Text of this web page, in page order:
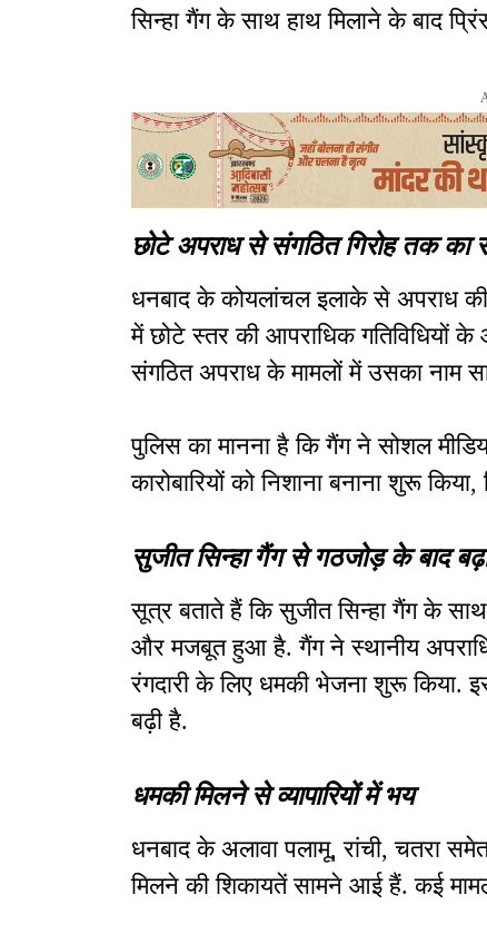
सिन्हा गैंग के साथ हाथ मिलाने के बाद
छोटे अपराध से संगठित गिरोह तक का
धनबाद के कोयलांचल इलाके से अपराध
में छोटे स्तर की आपराधिक गतिविधियों
संगठित अपराध के मामलों में उसका नाम
पुलिस का मानना है कि गैंग ने सोशल
कारोबारियों को निशाना बनाना शुरू
सुजीत सिन्हा गैंग से गठजोड़ के बाद
सूत्र बताते हैं कि सुजीत सिन्हा गैंग के
और मजबूत हुआ है. गैंग ने स्थानीय
रंगदारी के लिए धमकी भेजना शुरू किया.
बढ़ी है.
धमकी मिलने से व्यापारियों में भय
धनबाद के अलावा पलामू, रांची, चतरा
मिलने की शिकायतें सामने आई हैं. कई